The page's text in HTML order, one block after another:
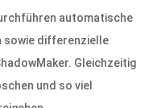
automatische
sowie differenzielle
Gleichzeitig
und so viel